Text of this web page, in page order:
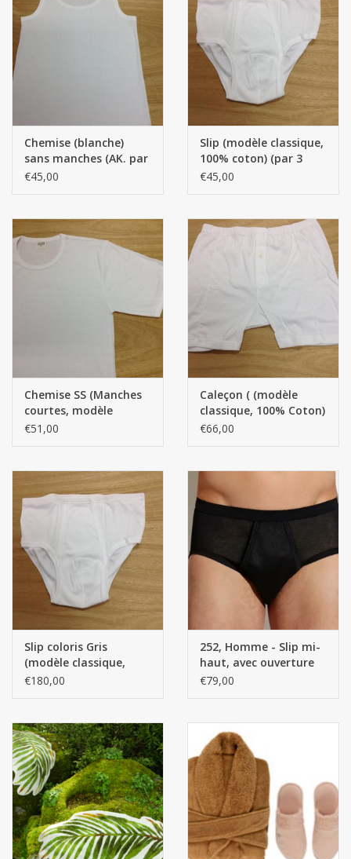
Chemise (blanche)
sans manches (AK. par
3 pièces) (Modèle
€45,00
Slip (modèle classique,
100% coton) (par 3
pièces)
€45,00
Chemise SS (Manches
courtes, modèle
classique, 100% Coton)
€51,00
Caleçon ( (modèle
classique, 100% Coton)
(Par 3 pièces)
€66,00
Slip coloris Gris
(modèle classique,
100% Coton) (par 12
€180,00
252, Homme - Slip mi-
haut, avec ouverture
(Royal classique) - 100
Richelieu
€79,00